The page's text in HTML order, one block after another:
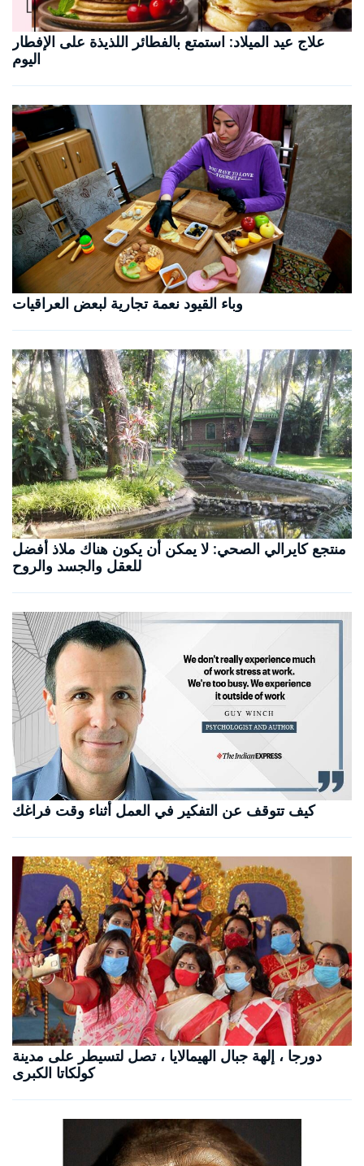
علاج عيد الميلاد: استمتع بالفطائر اللذيذة على الإفطار
اليوم
وباء القيود نعمة تجارية لبعض العراقيات
منتجع كايرالي الصحي: لا يمكن أن يكون هناك ملاذ أفضل
للعقل والجسد والروح
كيف تتوقف عن التفكير في العمل أثناء وقت فراغك
دورجا ، إلهة جبال الهيمالايا ، تصل لتسيطر على مدينة
كولكاتا الكبرى